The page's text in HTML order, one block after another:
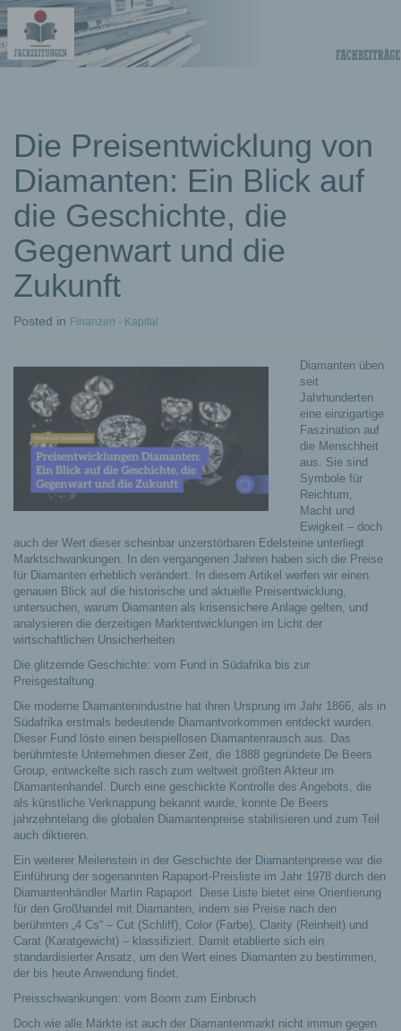
Projekte –
Fachbeiträge
Die Preisentwicklung von
Diamanten: Ein Blick auf
die Geschichte, die
Gegenwart und die
Zukunft
Posted in Finanzen - Kapital
Diamanten üben
seit
Jahrhunderten
eine einzigartige
Faszination auf
die Menschheit
aus. Sie sind
Symbole für
Reichtum,
Macht und
Ewigkeit – doch
auch der Wert dieser scheinbar unzerstörbaren Edelsteine unterliegt
Marktschwankungen. In den vergangenen Jahren haben sich die Preise
für Diamanten erheblich verändert. In diesem Artikel werfen wir einen
genauen Blick auf die historische und aktuelle Preisentwicklung,
untersuchen, warum Diamanten als krisensichere Anlage gelten, und
analysieren die derzeitigen Marktentwicklungen im Licht der
wirtschaftlichen Unsicherheiten.
Die glitzernde Geschichte: vom Fund in Südafrika bis zur
Preisgestaltung
Die moderne Diamantenindustrie hat ihren Ursprung im Jahr 1866, als in
Südafrika erstmals bedeutende Diamantvorkommen entdeckt wurden.
Dieser Fund löste einen beispiellosen Diamantenrausch aus. Das
berühmteste Unternehmen dieser Zeit, die 1888 gegründete De Beers
Group, entwickelte sich rasch zum weltweit größten Akteur im
Diamantenhandel. Durch eine geschickte Kontrolle des Angebots, die
als künstliche Verknappung bekannt wurde, konnte De Beers
jahrzehntelang die globalen Diamantenpreise stabilisieren und zum Teil
auch diktieren.
Ein weiterer Meilenstein in der Geschichte der Diamantenpreise war die
Einführung der sogenannten Rapaport-Preisliste im Jahr 1978 durch den
Diamantenhändler Martin Rapaport. Diese Liste bietet eine Orientierung
für den Großhandel mit Diamanten, indem sie Preise nach den
berühmten „4 Cs“ – Cut (Schliff), Color (Farbe), Clarity (Reinheit) und
Carat (Karatgewicht) – klassifiziert. Damit etablierte sich ein
standardisierter Ansatz, um den Wert eines Diamanten zu bestimmen,
der bis heute Anwendung findet.
Preisschwankungen: vom Boom zum Einbruch
Doch wie alle Märkte ist auch der Diamantenmarkt nicht immun gegen